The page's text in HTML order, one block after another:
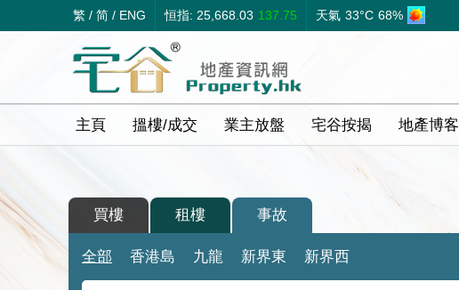
繁 / 简 / ENG 恒指: 25,668.03 137.75 天氣 33°C 68%
主頁 搵樓/成交 業主放盤 宅谷按揭 地產博客
買樓 租樓 事故
全部 香港島 九龍 新界東 新界西